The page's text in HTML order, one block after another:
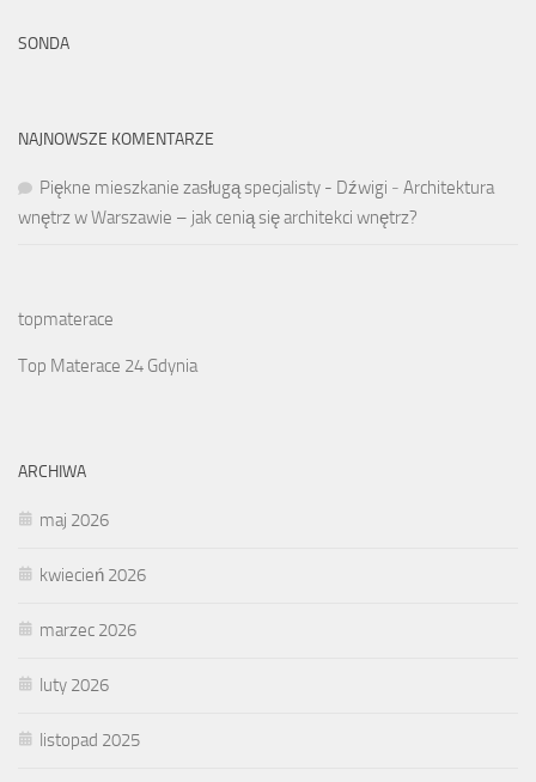
SONDA
NAJNOWSZE KOMENTARZE
Piękne mieszkanie zasługą specjalisty - Dźwigi - Architektura
wnętrz w Warszawie – jak cenią się architekci wnętrz?
topmaterace
Top Materace 24 Gdynia
ARCHIWA
maj 2026
kwiecień 2026
marzec 2026
luty 2026
listopad 2025